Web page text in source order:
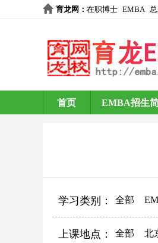
育龙网 ： 在职博士 EMBA
首页 EMBA招生
学习类别： 全部
上课地点： 全部 北